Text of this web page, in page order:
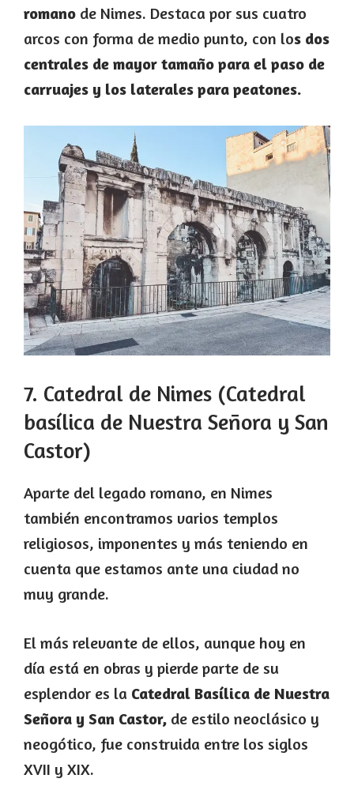
romano de Nimes. Destaca por sus cuatro
arcos con forma de medio punto, con los dos
centrales de mayor tamaño para el paso de
carruajes y los laterales para peatones.
7. Catedral de Nimes (Catedral
basílica de Nuestra Señora y San
Castor)
Aparte del legado romano, en Nimes
también encontramos varios templos
religiosos, imponentes y más teniendo en
cuenta que estamos ante una ciudad no
muy grande.
El más relevante de ellos, aunque hoy en
día está en obras y pierde parte de su
esplendor es la Catedral Basílica de Nuestra
Señora y San Castor, de estilo neoclásico y
neogótico, fue construida entre los siglos
XVII y XIX.